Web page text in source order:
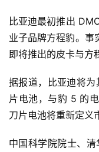
比亚迪最初推出
业子品牌方程豹。事
即将推出的皮卡与方
据报道，比亚迪将
片电池，与豹 5 的
刀片电池将重新定义
中国科学院院士、